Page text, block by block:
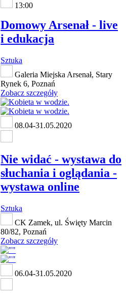
13:00
Domowy Arsenał - live
i edukacja
Sztuka
Galeria Miejska Arsenał, Stary
Rynek 6, Poznań
Zobacz szczegóły
08.04-31.05.2020
Nie widać - wystawa do
słuchania i oglądania -
wystawa online
Sztuka
CK Zamek, ul. Święty Marcin
80/82, Poznań
Zobacz szczegóły
06.04-31.05.2020